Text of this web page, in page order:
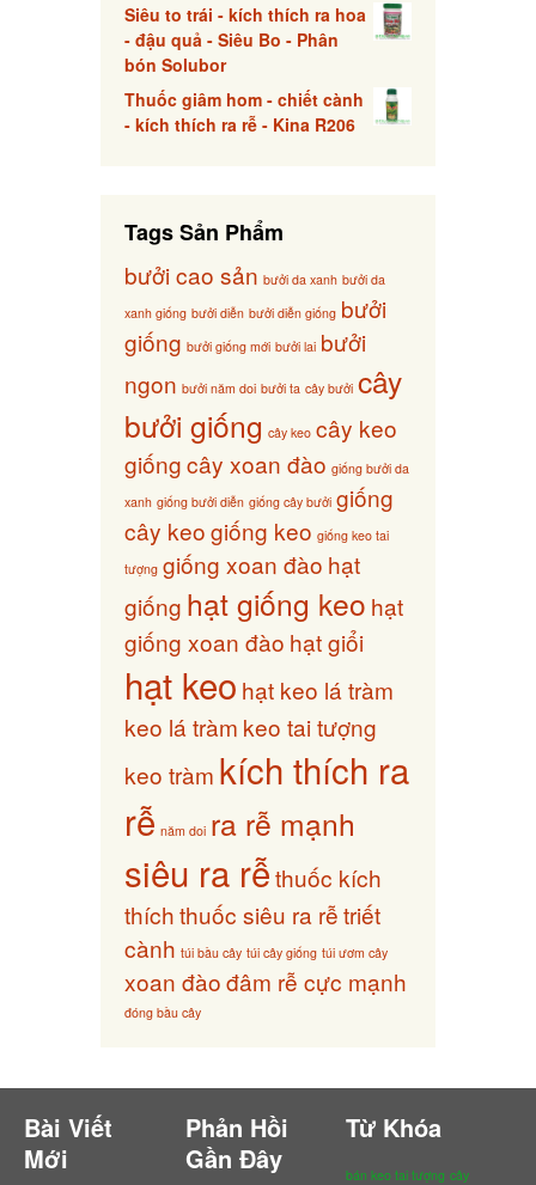
Siêu to trái - kích thích ra hoa
- đậu quả - Siêu Bo - Phân
bón Solubor
Thuốc giâm hom - chiết cành
- kích thích ra rễ - Kina R206
Tags Sản Phẩm
bưởi cao sản bưởi da xanh bưởi da
xanh giống bưởi diễn bưởi diễn giống bưởi
giống bưởi giống mới bưởi lai bưởi
ngon bưởi năm doi bưởi ta cây bưởi cây
bưởi giống cây keo cây keo
giốngcây xoan đào giống bưởi da
xanh giống bưởi diễn giống cây bưởi giống
cây keogiống keo giống keo tai
tượng giống xoan đào hạt
giống hạt giống keo hạt
giống xoan đào hạt giổi
hạt keo hạt keo lá tràm
keo lá tràm keo tai tượng
keo tràm kích thích ra
rễ năm doi ra rễ mạnh
siêu ra rễthuốc kích
thíchthuốc siêu ra rễtriết
cành túi bầu cây túi cây giống túi ươm cây
xoan đàođâm rễ cực mạnh
đóng bầu cây
Bài Viết
Mới
Phản Hồi
Gần Đây
Từ Khóa
bán keo tai tượng cây